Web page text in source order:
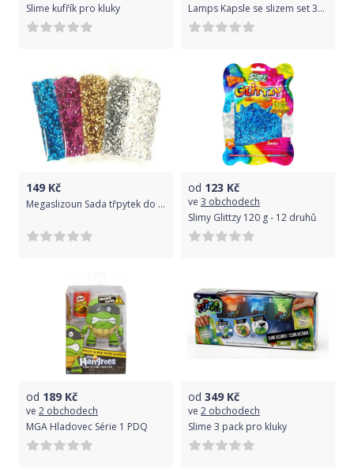
Slime kufřík pro kluky
Lamps Kapsle se slizem set 3ks s doplňky různé barvy na kartě
149 Kč
Megaslizoun Sada třpytek do slizu diamanty
od 123 Kč
ve 3 obchodech
Slimy Glittzy 120 g - 12 druhů
od 189 Kč
ve 2 obchodech
MGA Hladovec Série 1 PDQ
od 349 Kč
ve 2 obchodech
Slime 3 pack pro kluky